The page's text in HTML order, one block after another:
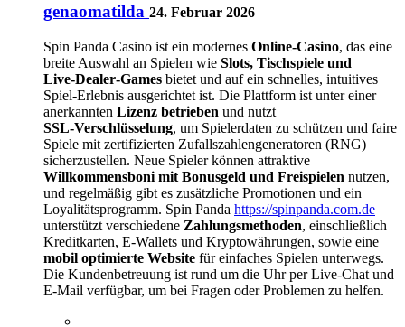
genaomatilda 24. Februar 2026
Spin Panda Casino ist ein modernes Online‑Casino, das eine
breite Auswahl an Spielen wie Slots, Tischspiele und
Live‑Dealer‑Games bietet und auf ein schnelles, intuitives
Spiel‑Erlebnis ausgerichtet ist. Die Plattform ist unter einer
anerkannten Lizenz betrieben und nutzt
SSL‑Verschlüsselung, um Spielerdaten zu schützen und faire
Spiele mit zertifizierten Zufallszahlengeneratoren (RNG)
sicherzustellen. Neue Spieler können attraktive
Willkommensboni mit Bonusgeld und Freispielen nutzen,
und regelmäßig gibt es zusätzliche Promotionen und ein
Loyalitätsprogramm. Spin Panda https://spinpanda.com.de
unterstützt verschiedene Zahlungsmethoden, einschließlich
Kreditkarten, E‑Wallets und Kryptowährungen, sowie eine
mobil optimierte Website für einfaches Spielen unterwegs.
Die Kundenbetreuung ist rund um die Uhr per Live‑Chat und
E‑Mail verfügbar, um bei Fragen oder Problemen zu helfen.